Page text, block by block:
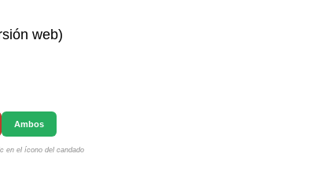
web)
Ambos
en el ícono del candado